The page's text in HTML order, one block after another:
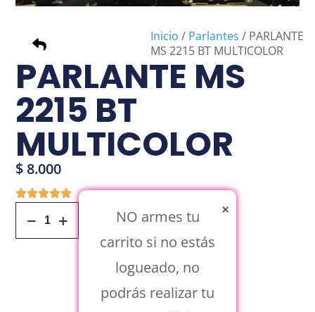
Inicio / Parlantes / PARLANTE
MS 2215 BT MULTICOLOR
PARLANTE MS
2215 BT
MULTICOLOR
$8.000
Añadir Al Carrito ×
NO armes tu
carrito si no estás
logueado, no
podrás realizar tu